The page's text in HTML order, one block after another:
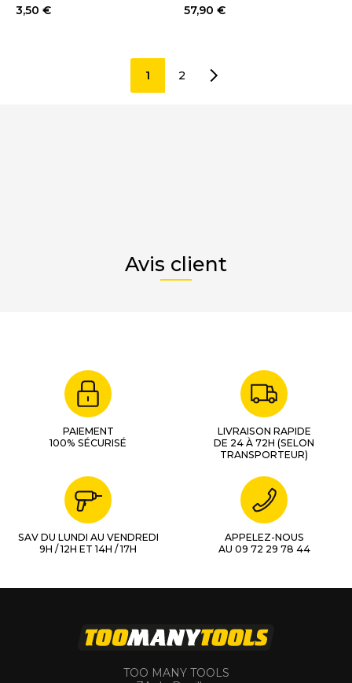
3,50 €
57,90 €
1 2
Avis client
PAIEMENT
100% SÉCURISÉ
LIVRAISON RAPIDE
DE 24 À 72H (SELON
TRANSPORTEUR)
SAV DU LUNDI AU VENDREDI
9H / 12H ET 14H / 17H
APPELEZ-NOUS
AU 09 72 29 78 44
TOO MANY TOOLS